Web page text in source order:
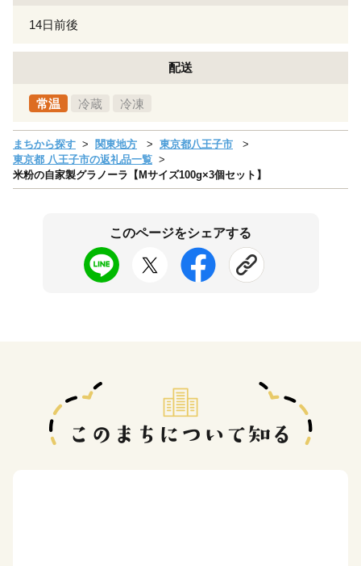
14日前後
配送
常温 冷蔵 冷凍
まちから探す 関東地方
東京都八王子市
東京都 八王子市の返礼品一覧
米粉の自家製グラノーラ【Mサイズ100g×3個セット】
このページをシェアする